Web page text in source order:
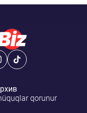
qorunur